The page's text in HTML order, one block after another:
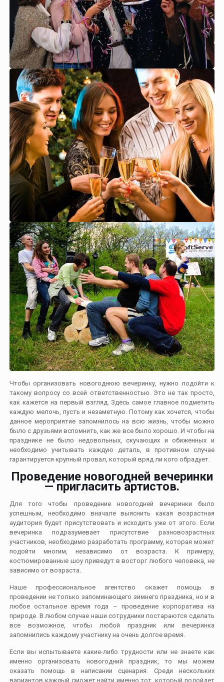
Чтобы организовать новогоднюю вечеринку, нужно подойти к
такому вопросу со всей ответственностью. Это не так просто,
как кажется на первый взгляд. Здесь самое главное подметить
каждую мелочь, пусть и незаметную. Потому как хочется, чтобы
данное мероприятие запомнилось на всю жизнь, чтобы можно
было с друзьями вспомнить, как же все было хорошо. И чтобы на
празднике не было недовольных, скучающих и обиженных и
необходимо учитывать каждую деталь, в противном случае
гарантируется крупный провал, который вряд ли кого обрадует.
Проведение новогодней вечеринки
— пригласить артистов.
Для того чтобы проведение новогодней вечеринки было
успешным, необходимо вначале выяснить какая возрастная
аудитория будет присутствовать и исходить уже от этого. Если
вечеринка подразумевает присутствие разновозрастных
участников, необходимо разработать программу, которая может
подойти многим, независимо от возраста. К примеру,
костюмированные шоу приведут в восторг любого человека, не
зависимо от возраста.
Наше профессиональное агентство окажет помощь в
проведении не только запоминающего зимнего праздника, но и в
любое остальное время года – проведение корпоратива на
природе. В любом случае наши сотрудники постараются сделать
все возможное, чтобы любой праздник или вечеринка
запомнились каждому участнику на очень долгое время.
Если вы испытываете какие-либо трудности или не знаете как
именно организовать новогодний праздник, то мы можем
оказать помощь в написании сценария. Среди нескольких
вариантов каждый сможет найти именно тот, который подойдет